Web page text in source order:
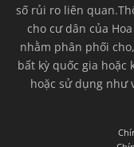
số rủi ro liên
cho cư dân của
nhằm phân phối
bất kỳ quốc gia hoặc
hoặc sử dụng như